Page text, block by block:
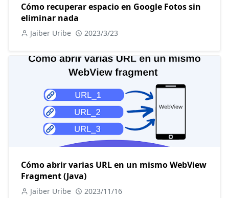
Cómo recuperar espacio en Google Fotos sin
eliminar nada
Jaiber Uribe 2023/3/23
Cómo abrir varias URL en un mismo WebView
Fragment (Java)
Jaiber Uribe 2023/11/16